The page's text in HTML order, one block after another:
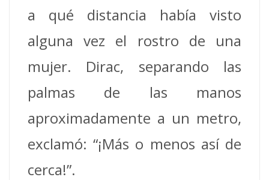
a qué distancia había visto
alguna vez el rostro de una
mujer. Dirac, separando las
palmas de las manos
aproximadamente a un metro,
exclamó: “¡Más o menos así de
cerca!”.